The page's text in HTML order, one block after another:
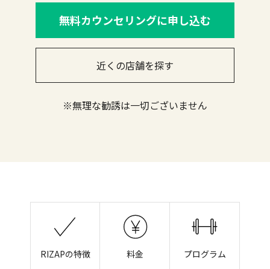
無料カウンセリングに申し込む
近くの店舗を探す
※無理な勧誘は一切ございません
RIZAPの特徴 料金 プログラム